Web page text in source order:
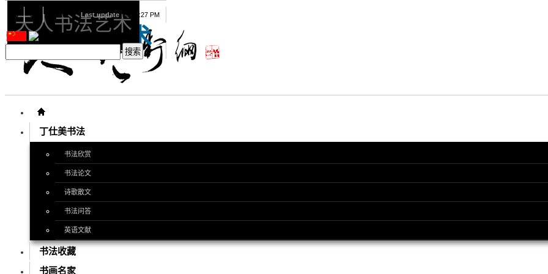
天人书法艺术
丁仕美书法
书法欣赏
书法论文
诗歌散文
书法问答
英语文献
书法收藏
书画名家
08 08 2026 Last update 08:15:27 PM
天人书法艺术